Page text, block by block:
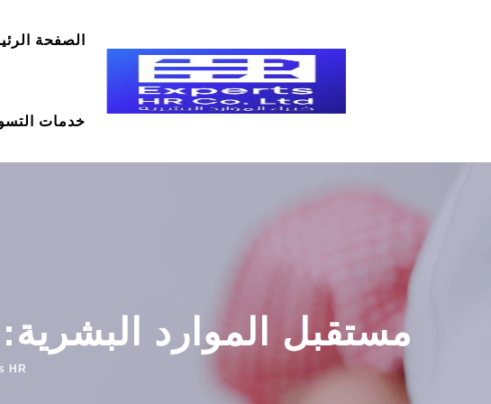
الصفحة
خدمات
مستقبل الموارد البشرية:
HR